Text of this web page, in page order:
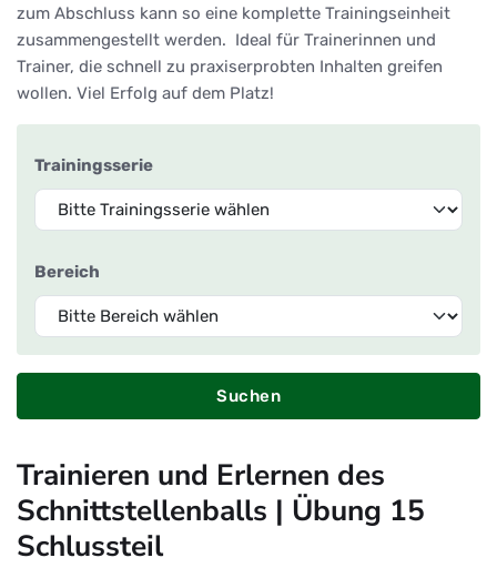
zum Abschluss kann so eine komplette Trainingseinheit
zusammengestellt werden. Ideal für Trainerinnen und
Trainer, die schnell zu praxiserprobten Inhalten greifen
wollen. Viel Erfolg auf dem Platz!
Trainingsserie
Bereich
Suchen
Trainieren und Erlernen des
Schnittstellenballs | Übung 15
Schlussteil